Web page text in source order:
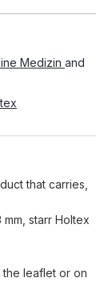
Medizin and
that carries,
starr Holtex
leaflet or on